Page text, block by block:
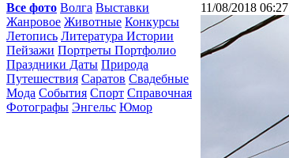
Все фото Волга Выставки
Жанровое Животные Конкурсы
Летопись Литература Истории
Пейзажи Портреты Портфолио
Праздники Даты Природа
Путешествия Саратов Свадебные
Мода События Спорт Справочная
Фотографы Энгельс Юмор
11/08/2018 06:27